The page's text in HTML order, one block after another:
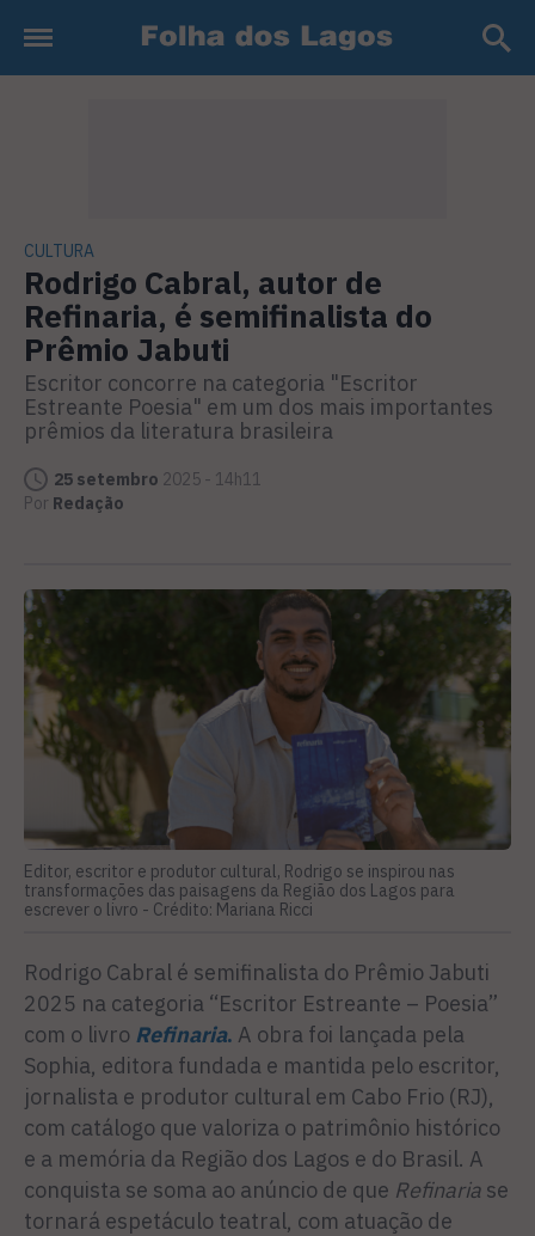
CULTURA
Rodrigo Cabral, autor de
Refinaria, é semifinalista do
Prêmio Jabuti
Escritor concorre na categoria "Escritor
Estreante Poesia" em um dos mais importantes
prêmios da literatura brasileira
25 setembro 2025 - 14h11
Por Redação
Editor, escritor e produtor cultural, Rodrigo se inspirou nas
transformações das paisagens da Região dos Lagos para
escrever o livro - Crédito: Mariana Ricci
Rodrigo Cabral é semifinalista do Prêmio Jabuti
2025 na categoria “Escritor Estreante – Poesia”
com o livro Refinaria. A obra foi lançada pela
Sophia, editora fundada e mantida pelo escritor,
jornalista e produtor cultural em Cabo Frio (RJ),
com catálogo que valoriza o patrimônio histórico
e a memória da Região dos Lagos e do Brasil. A
conquista se soma ao anúncio de que Refinaria se
tornará espetáculo teatral, com atuação de